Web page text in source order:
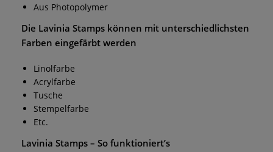
Aus Photopolymer
Die Lavinia Stamps können mit unterschiedlichsten
Farben eingefärbt werden
Linolfarbe
Acrylfarbe
Tusche
Stempelfarbe
Etc.
Lavinia Stamps – So funktioniert’s